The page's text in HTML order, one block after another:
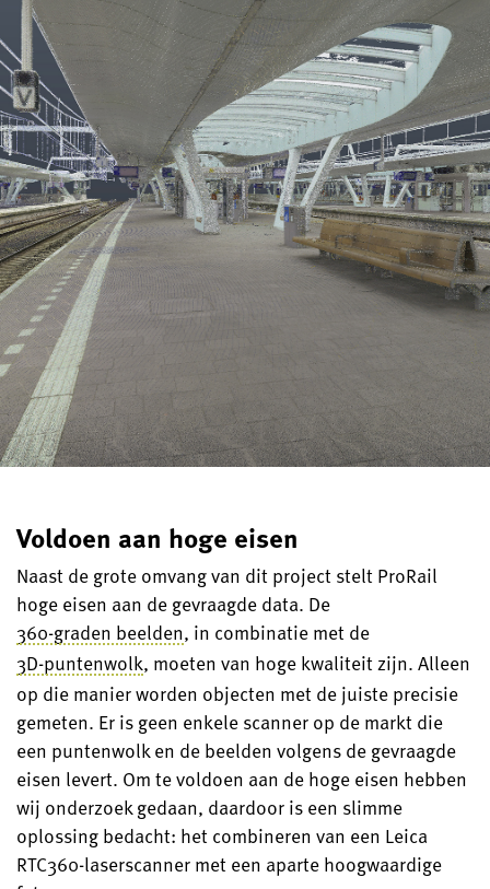
Voldoen aan hoge eisen
Naast de grote omvang van dit project stelt ProRail
hoge eisen aan de gevraagde data. De
360-graden beelden, in combinatie met de
3D-puntenwolk, moeten van hoge kwaliteit zijn. Alleen
op die manier worden objecten met de juiste precisie
gemeten. Er is geen enkele scanner op de markt die
een puntenwolk en de beelden volgens de gevraagde
eisen levert. Om te voldoen aan de hoge eisen hebben
wij onderzoek gedaan, daardoor is een slimme
oplossing bedacht: het combineren van een Leica
RTC360-laserscanner met een aparte hoogwaardige